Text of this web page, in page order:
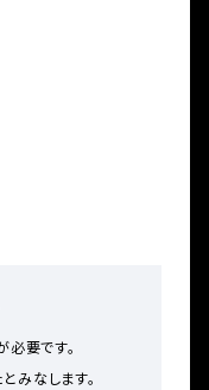
要です。
みなします。